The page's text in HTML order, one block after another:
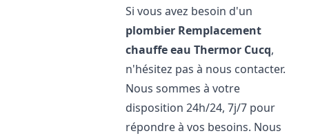
Si vous avez besoin d'un
plombier Remplacement
chauffe eau Thermor Cucq,
n'hésitez pas à nous contacter.
Nous sommes à votre
disposition 24h/24, 7j/7 pour
répondre à vos besoins. Nous